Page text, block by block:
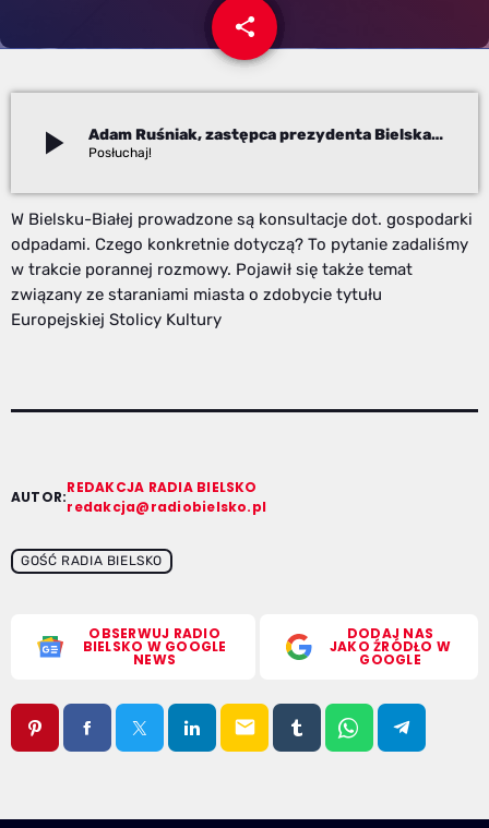
share
email
play_arrow Adam Ruśniak, zastępca prezydenta Bielska-Białej
W Bielsku-Białej prowadzone są konsultacje dot. gospodarki
odpadami. Czego konkretnie dotyczą? To pytanie zadaliśmy
w trakcie porannej rozmowy. Pojawił się także temat
związany ze staraniami miasta o zdobycie tytułu
Europejskiej Stolicy Kultury
AUTOR:
REDAKCJA RADIA BIELSKO
redakcja@radiobielsko.pl
GOŚĆ RADIA BIELSKO
OBSERWUJ RADIO
BIELSKO W GOOGLE
NEWS
DODAJ NAS
JAKO ŹRÓDŁO W
GOOGLE
email